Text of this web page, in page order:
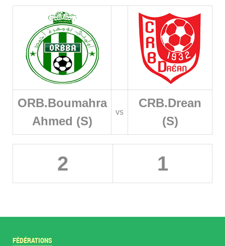
ORB.Boumahra
Ahmed (S)
vs
CRB.Drean
(S)
2 1
FÉDÉRATIONS